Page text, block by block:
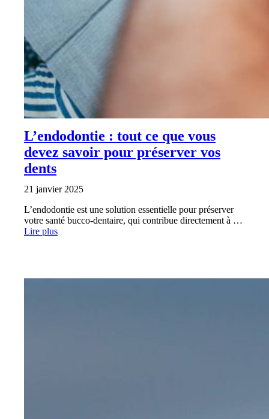
L’endodontie : tout ce que vous
devez savoir pour préserver vos
dents
21 janvier 2025
L’endodontie est une solution essentielle pour préserver
votre santé bucco-dentaire, qui contribue directement à …
Lire plus